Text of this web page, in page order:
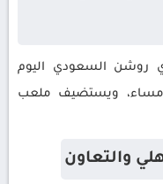
روشن السعودي اليوم
مساء، ويستضيف ملعب
والتعاون